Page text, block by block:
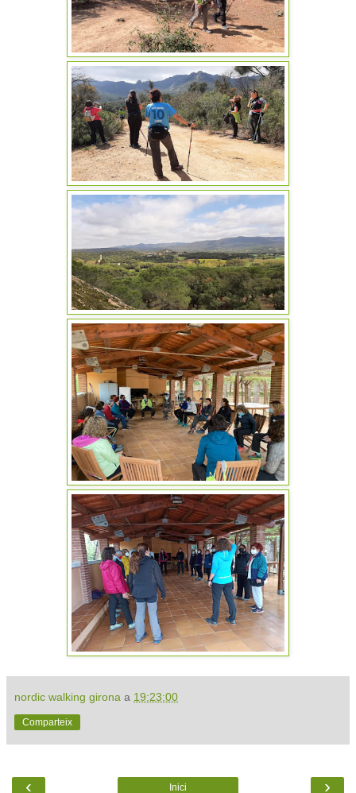
nordic walking girona a 19:23:00
Comparteix
‹ ›
Inici